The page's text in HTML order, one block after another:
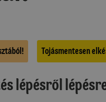
Tojásmentesen
lépésről